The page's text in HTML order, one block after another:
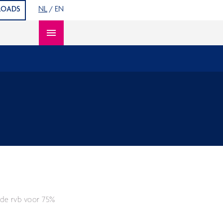
NL / EN
Open content navigation
rvb voor 75%